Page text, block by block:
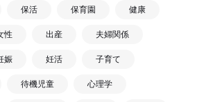
保活 保育園 健康
性 出産 夫婦関係
娠 妊活 子育て
待機児童 心理学